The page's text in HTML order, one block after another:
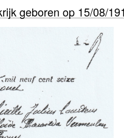
geboren op 15/08/